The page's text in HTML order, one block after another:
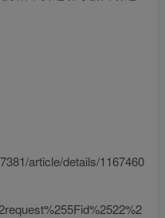
article/details/1167460